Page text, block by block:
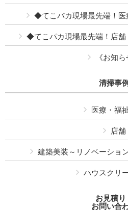
◆てこパカ現場最先端！医
◆てこパカ現場最先端！店舗
《お知ら
清掃事例
医療・福
店舗
建築美装～リノベーショ
ハウスクリ
お見積り
お問い合